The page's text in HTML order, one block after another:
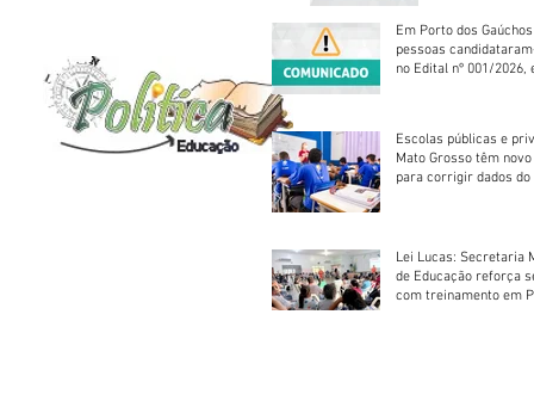
Em Porto dos
pessoas
no Edital nº 001/2026,
Escolas públicas e
Mato Grosso têm
para corrigir dados do
Lei Lucas: Secretaria
de Educação reforça
com treinamento em